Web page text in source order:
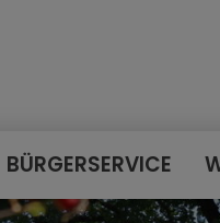
BÜRGERSERVICE